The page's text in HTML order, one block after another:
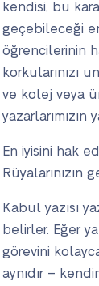
kendisi, bu
geçebileceği
öğrencilerinin
korkularınızı
ve kolej veya
En iyisini hak
Rüyalarınızın
Kabul yazısı
belirler. Eğer
görevini
aynıdır –